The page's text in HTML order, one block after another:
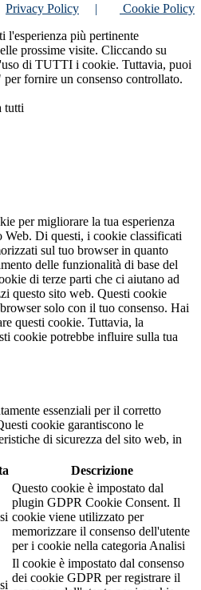
Privacy Policy |
Cookie Policy
più pertinente
prossime visite. Cliccando su
di TUTTI i cookie. Tuttavia, puoi
fornire un consenso controllato.
tutti
per migliorare la tua esperienza
Web. Di questi, i cookie classificati
sul tuo browser in quanto
delle funzionalità di base del
di terze parti che ci aiutano ad
questo sito web. Questi cookie
solo con il tuo consenso. Hai
questi cookie. Tuttavia, la
cookie potrebbe influire sulla tua
essenziali per il corretto
cookie garantiscono le
di sicurezza del sito web, in
Descrizione
Questo cookie è impostato dal
plugin GDPR Cookie Consent. Il
cookie viene utilizzato per
memorizzare il consenso dell'utente
per i cookie nella categoria Analisi
Il cookie è impostato dal consenso
dei cookie GDPR per registrare il